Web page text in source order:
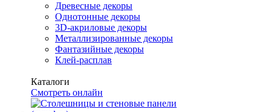
Древесные декоры
Однотонные декоры
3D-акриловые декоры
Металлизированные декоры
Фантазийные декоры
Клей-расплав
Каталоги
Смотреть онлайн